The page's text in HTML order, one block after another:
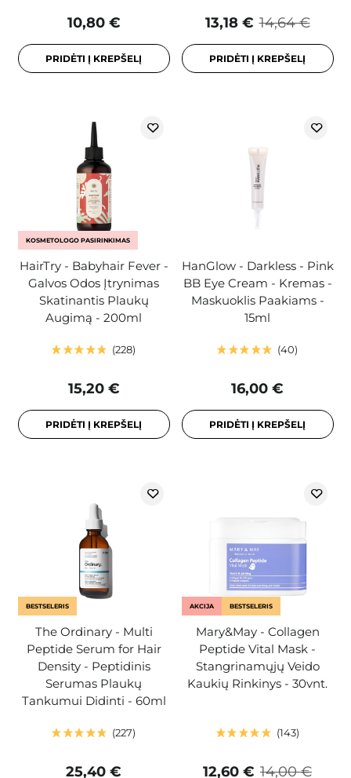
10,80 €
PRIDĖTI Į KREPŠELĮ
14,64 €
13,18 €
PRIDĖTI Į KREPŠELĮ
KOSMETOLOGO PASIRINKIMAS
HairTry - Babyhair Fever -
Galvos Odos Įtrynimas
Skatinantis Plaukų
Augimą - 200ml
228
15,20 €
PRIDĖTI Į KREPŠELĮ
HanGlow - Darkless - Pink
BB Eye Cream - Kremas -
Maskuoklis Paakiams -
15ml
40
16,00 €
PRIDĖTI Į KREPŠELĮ
BESTSELERIS
The Ordinary - Multi
Peptide Serum for Hair
Density - Peptidinis
Serumas Plaukų
Tankumui Didinti - 60ml
227
25,40 €
AKCIJA BESTSELERIS
Mary&May - Collagen
Peptide Vital Mask -
Stangrinamųjų Veido
Kaukių Rinkinys - 30vnt.
143
14,00 €
12,60 €